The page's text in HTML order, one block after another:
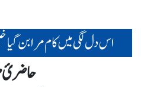
اس دل لگی میں کام مرا بن گیا
حاضرئ